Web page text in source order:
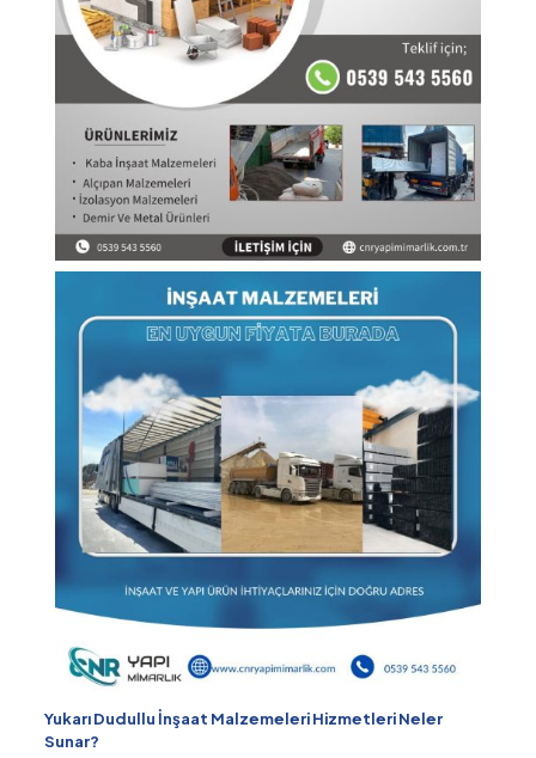
Yukarı Dudullu İnşaat Malzemeleri Hizmetleri Neler
Sunar?